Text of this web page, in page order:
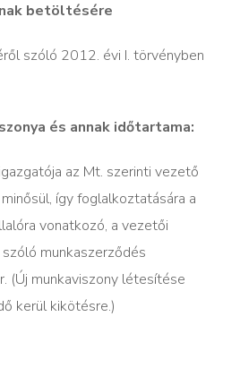
betöltésére
szóló 2012. évi I. törvényben
és annak időtartama:
az Mt. szerinti vezető
így foglalkoztatására a
vonatkozó, a vezetői
munkaszerződés
(Új munkaviszony létesítése
kerül kikötésre.)